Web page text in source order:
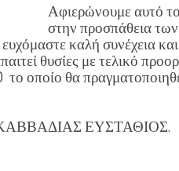
Αφιερώνουμε αυτό το
στην προσπάθεια
ευχόμαστε καλή συνέχεια
θυσίες με τελικό
το οποίο θα
ΚΑΒΒΑΔΙΑΣ ΕΥΣΤΑΘΙΟΣ.